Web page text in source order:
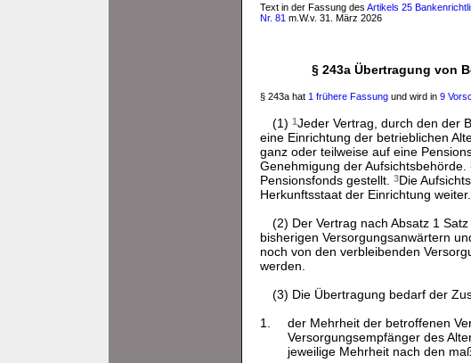
Text in der Fassung des Artikels 25
Nr. 81 m.W.v. 31. März 2026
§ 243a Übertragung von
§ 243a hat 1 frühere Fassung und wird in 9
(1) 1Jeder Vertrag, durch den der
eine Einrichtung der betrieblichen
ganz oder teilweise auf eine
Genehmigung der Aufsichtsbehörde.
Pensionsfonds gestellt.
3Die
Herkunftsstaat der Einrichtung weiter.
(2) Der Vertrag nach Absatz 1
bisherigen Versorgungsanwärtern
noch von den verbleibenden
werden.
(3) Die Übertragung bedarf der
1.
der Mehrheit der betroffenen
Versorgungsempfänger des
jeweilige Mehrheit nach den